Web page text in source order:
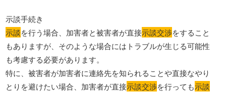
示談手続き
示談を行う場合、加害者と被害者が直接示談交渉をすること
もありますが、そのような場合にはトラブルが生じる可能性
も考慮する必要があります。
特に、被害者が加害者に連絡先を知られることや直接なやり
とりを避けたい場合、加害者が直接示談交渉を行っても示談